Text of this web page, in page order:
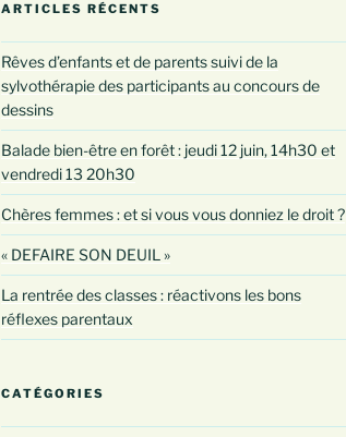
ARTICLES RÉCENTS
Rêves d’enfants et de parents suivi de la
sylvothérapie des participants au concours de
dessins
Balade bien-être en forêt : jeudi 12 juin, 14h30 et
vendredi 13 20h30
Chères femmes : et si vous vous donniez le droit ?
« DEFAIRE SON DEUIL »
La rentrée des classes : réactivons les bons
réflexes parentaux
CATÉGORIES